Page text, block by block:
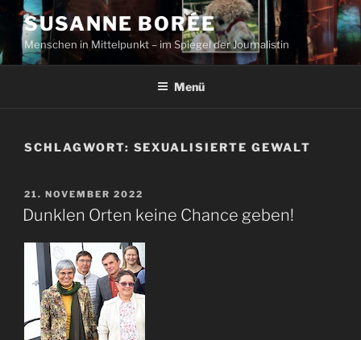
Zum
Inhalt
springen
SUSANNE BORÉE
Menschen in Mittelpunkt – im Spiegel der Journalistin
Menü
SCHLAGWORT: SEXUALISIERTE GEWALT
VERÖFFENTLICHT
AM
21. NOVEMBER 2022
Dunklen Orten keine Chance geben!